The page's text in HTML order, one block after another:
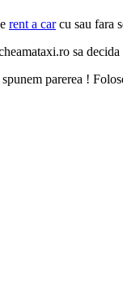
rent a carcu sau fara
sa
parerea !